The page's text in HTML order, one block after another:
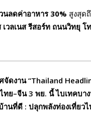
ลดค่าอาหาร 30% สูงสุด
วลเนส รีสอร์ท ถนนวิทยุ โ
จัดงาน “Thailand
ทย–จีน 3 พย. นี้ ไบเทคบา
นที่ดี : ปลุกพลังท่องเที่ยว